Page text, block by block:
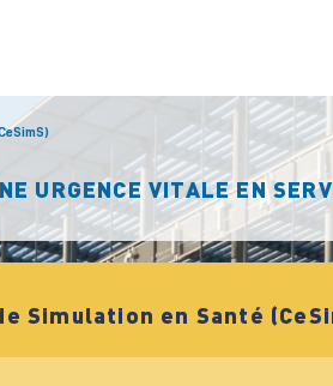
URGENCE VITALE EN
Simulation en Santé